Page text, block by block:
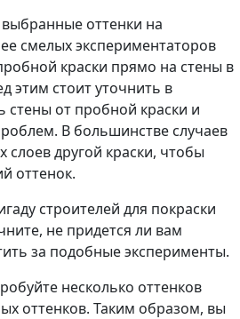
оттенки на
смелых экспериментаторов
краски прямо на стены в
этим стоит уточнить в
стены от пробной краски и
В большинстве случаев
слоев другой краски, чтобы
оттенок.
строителей для покраски
не придется ли вам
за подобные эксперименты.
несколько оттенков
оттенков. Таким образом, вы